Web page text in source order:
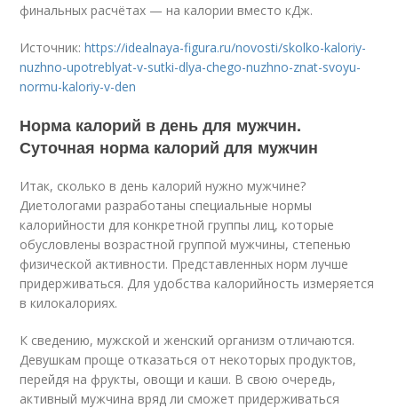
финальных расчётах — на калории вместо кДж.
Источник:https://idealnaya-figura.ru/novosti/skolko-kaloriy-
nuzhno-upotreblyat-v-sutki-dlya-chego-nuzhno-znat-svoyu-
normu-kaloriy-v-den
Норма калорий в день для мужчин.
Суточная норма калорий для мужчин
Итак, сколько в день калорий нужно мужчине?
Диетологами разработаны специальные нормы
калорийности для конкретной группы лиц, которые
обусловлены возрастной группой мужчины, степенью
физической активности. Представленных норм лучше
придерживаться. Для удобства калорийность измеряется
в килокалориях.
К сведению, мужской и женский организм отличаются.
Девушкам проще отказаться от некоторых продуктов,
перейдя на фрукты, овощи и каши. В свою очередь,
активный мужчина вряд ли сможет придерживаться